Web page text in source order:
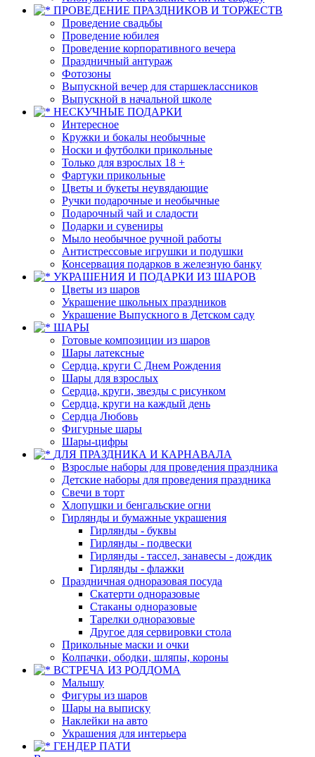
ПРОВЕДЕНИЕ ПРАЗДНИКОВ И ТОРЖЕСТВ
Проведение свадьбы
Проведение юбилея
Проведение корпоративного вечера
Праздничный антураж
Фотозоны
Выпускной вечер для старшеклассников
Выпускной в начальной школе
НЕСКУЧНЫЕ ПОДАРКИ
Интересное
Кружки и бокалы необычные
Носки и футболки прикольные
Только для взрослых 18 +
Фартуки прикольные
Цветы и букеты неувядающие
Ручки подарочные и необычные
Подарочный чай и сладости
Подарки и сувениры
Мыло необычное ручной работы
Антистрессовые игрушки и подушки
Консервация подарков в железную банку
УКРАШЕНИЯ И ПОДАРКИ ИЗ ШАРОВ
Цветы из шаров
Украшение школьных праздников
Украшение Выпускного в Детском саду
ШАРЫ
Готовые композиции из шаров
Шары латексные
Сердца, круги С Днем Рождения
Шары для взрослых
Сердца, круги, звезды с рисунком
Сердца, круги на каждый день
Сердца Любовь
Фигурные шары
Шары-цифры
ДЛЯ ПРАЗДНИКА И КАРНАВАЛА
Взрослые наборы для проведения праздника
Детские наборы для проведения праздника
Свечи в торт
Хлопушки и бенгальские огни
Гирлянды и бумажные украшения
Гирлянды - буквы
Гирлянды - подвески
Гирлянды - тассел, занавесы - дождик
Гирлянды - флажки
Праздничная одноразовая посуда
Скатерти одноразовые
Стаканы одноразовые
Тарелки одноразовые
Другое для сервировки стола
Прикольные маски и очки
Колпачки, ободки, шляпы, короны
ВСТРЕЧА ИЗ РОДДОМА
Малышу
Фигуры из шаров
Шары на выписку
Наклейки на авто
Украшения для интерьера
ГЕНДЕР ПАТИ